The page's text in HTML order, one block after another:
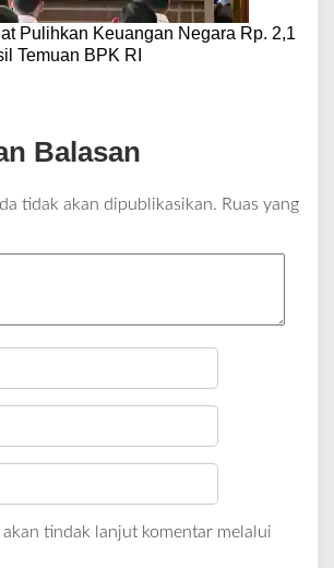
Pulihkan Keuangan Negara Rp. 2,1
Temuan BPK RI
Balasan
tidak akan dipublikasikan. Ruas yang
akan tindak lanjut komentar melalui